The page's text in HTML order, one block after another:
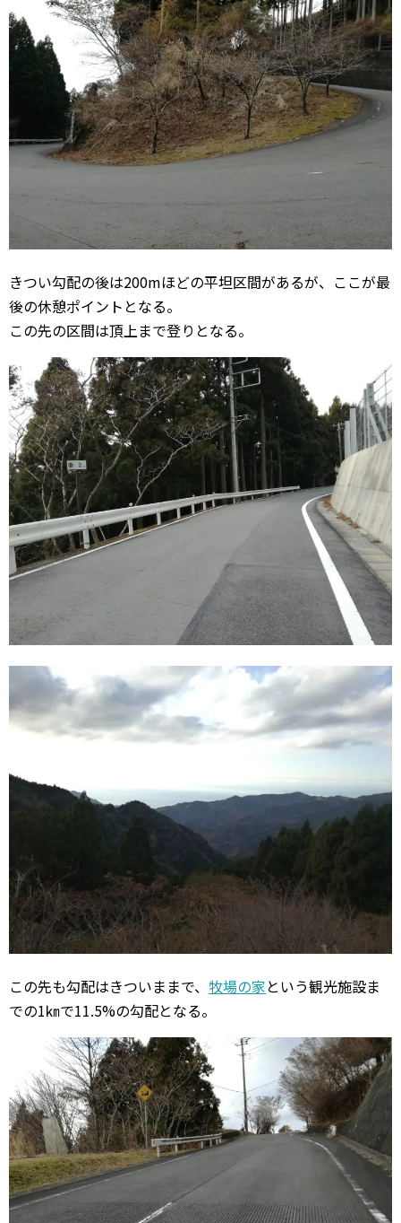
きつい勾配の後は200mほどの平坦区間があるが、ここが最
後の休憩ポイントとなる。
この先の区間は頂上まで登りとなる。
この先も勾配はきついままで、 牧場の家という観光施設ま
での1㎞で11.5%の勾配となる。